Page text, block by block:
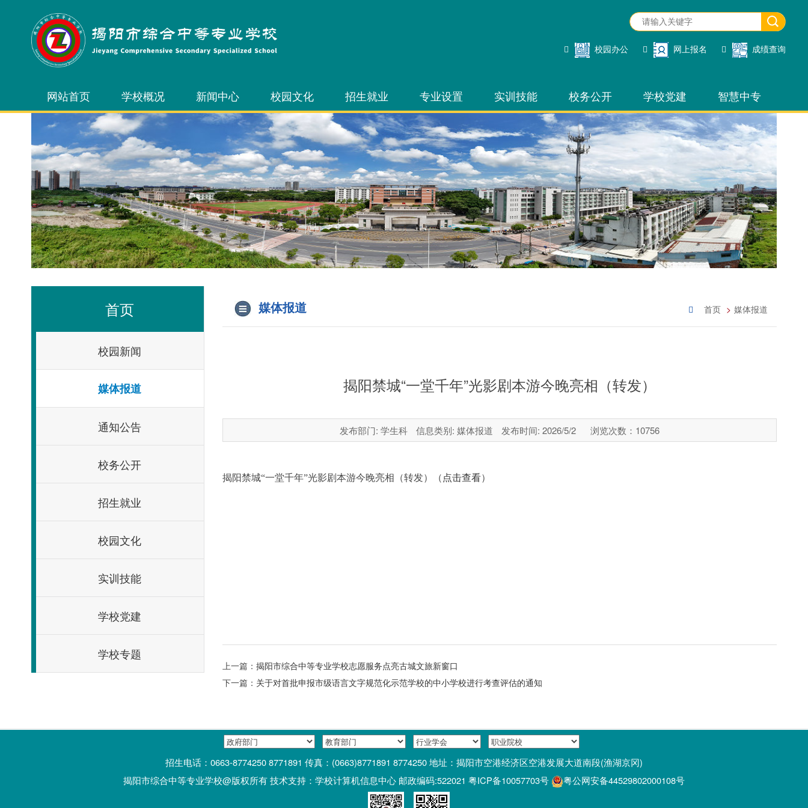
校园办公 网上报名 成绩查询
网站首页 学校概况
学校简介
学校领导
内设机构
学校风光
学校荣誉
校长信箱
新闻中心
校园新闻
通知公告
校务公开
校园文化
文化艺术节
技能节
学生社团
招生就业
招生信息
就业信息
专业设置
中职专业
三二分段专业
3+证书考试
自主招生考试
实训技能
技能竞赛
技能考证
校务公开 学校党建 智慧中专
校园办公
网上报名
招生管理
成绩查询
网站管理
首页
校园新闻
媒体报道
通知公告
校务公开
招生就业
校园文化
实训技能
学校党建
学校专题
媒体报道 首页 媒体报道
揭阳禁城“一堂千年”光影剧本游今晚亮相（转发）
发布部门: 学生科 信息类别: 媒体报道 发布时间: 2026/5/2 浏览次数： 10756
揭阳禁城“一堂千年”光影剧本游今晚亮相（转发） （ 点击查看）
上一篇： 揭阳市综合中等专业学校志愿服务点亮古城文旅新窗口
下一篇： 关于对首批申报市级语言文字规范化示范学校的中小学校进行考查评估的通知
招生电话：0663-8774250 8771891 传真：(0663)8771891 8774250 地址：揭阳市空港经济区空港发展大道南段(渔湖京冈)
揭阳市综合中等专业学校@版权所有 技术支持：学校计算机信息中心 邮政编码:522021 粤ICP备10057703号
粤公网安备44529802000108号